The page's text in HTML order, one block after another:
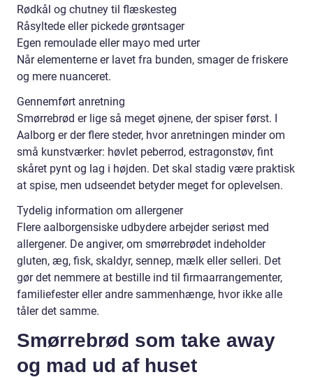
Rødkål og chutney til flæskesteg
Råsyltede eller pickede grøntsager
Egen remoulade eller mayo med urter
Når elementerne er lavet fra bunden, smager de friskere
og mere nuanceret.
Gennemført anretning
Smørrebrød er lige så meget øjnene, der spiser først. I
Aalborg er der flere steder, hvor anretningen minder om
små kunstværker: høvlet peberrod, estragonstøv, fint
skåret pynt og lag i højden. Det skal stadig være praktisk
at spise, men udseendet betyder meget for oplevelsen.
Tydelig information om allergener
Flere aalborgensiske udbydere arbejder seriøst med
allergener. De angiver, om smørrebrødet indeholder
gluten, æg, fisk, skaldyr, sennep, mælk eller selleri. Det
gør det nemmere at bestille ind til firmaarrangementer,
familiefester eller andre sammenhænge, hvor ikke alle
tåler det samme.
Smørrebrød som take away
og mad ud af huset